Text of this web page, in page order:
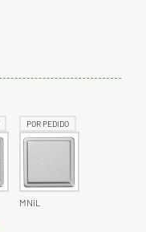
POR PEDIDO
MNiL